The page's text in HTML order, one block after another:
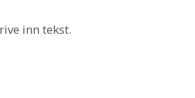
inn tekst.